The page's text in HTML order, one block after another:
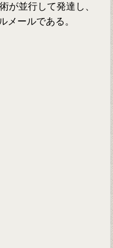
が並行して発達し、
メールである。